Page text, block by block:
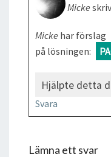
Micke
Micke har förslag
på lösningen:
Hjälpte detta
Svara
Lämna ett svar